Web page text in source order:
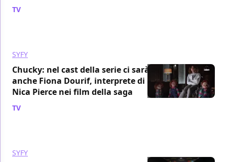
TV
SYFY
Chucky: nel cast della serie ci sarà
anche Fiona Dourif, interprete di
Nica Pierce nei film della saga
TV
SYFY